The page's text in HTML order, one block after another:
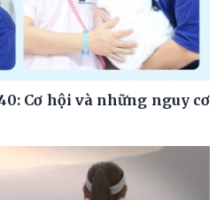
Cơ hội và những nguy cơ